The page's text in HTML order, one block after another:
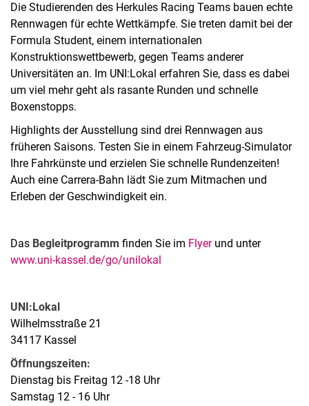
Die Studierenden des Herkules Racing Teams bauen echte
Rennwagen für echte Wettkämpfe. Sie treten damit bei der
Formula Student, einem internationalen
Konstruktionswettbewerb, gegen Teams anderer
Universitäten an. Im UNI:Lokal erfahren Sie, dass es dabei
um viel mehr geht als rasante Runden und schnelle
Boxenstopps.
Highlights der Ausstellung sind drei Rennwagen aus
früheren Saisons. Testen Sie in einem Fahrzeug-Simulator
Ihre Fahrkünste und erzielen Sie schnelle Rundenzeiten!
Auch eine Carrera-Bahn lädt Sie zum Mitmachen und
Erleben der Geschwindigkeit ein.
Das Begleitprogramm finden Sie im Flyer und unter
www.uni-kassel.de/go/unilokal
UNI:Lokal
Wilhelmsstraße 21
34117 Kassel
Öffnungszeiten:
Dienstag bis Freitag 12 -18 Uhr
Samstag 12 - 16 Uhr